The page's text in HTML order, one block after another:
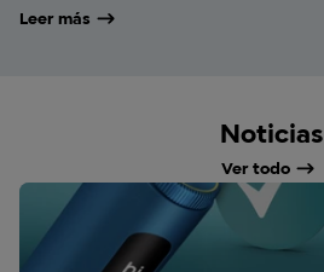
Leer más
Noticias
Ver todo